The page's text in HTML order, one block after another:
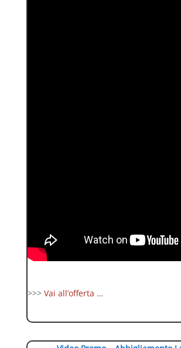
>>> Vai all’offerta …